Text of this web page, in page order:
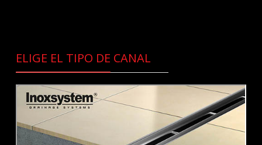
ELIGE EL TIPO DE CANAL